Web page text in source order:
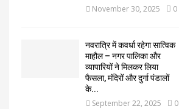
November 30, 2025 0
नवरात्रि में कवर्धा रहेगा सात्विक
माहौल – नगर पालिका और
व्यापारियों ने मिलकर लिया
फैसला, मंदिरों और दुर्गा पंडालों
के...
September 22, 2025 0